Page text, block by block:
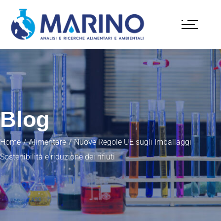
Blog
Home Alimentare
Nuove Regole UE sugli Imballaggi –
Sostenibilità e riduzione dei rifiuti